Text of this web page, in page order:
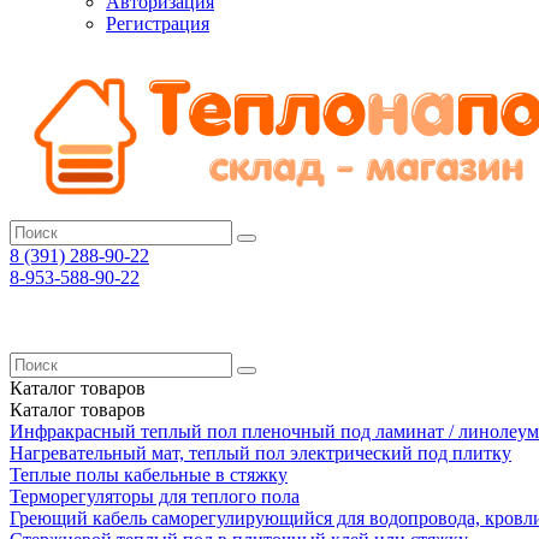
Регистрация
8 (391) 288-90-22
8-953-588-90-22
Каталог товаров
Каталог товаров
Инфракрасный теплый пол пленочный под ламинат / линолеум
Нагревательный мат, теплый пол электрический под плитку
Теплые полы кабельные в стяжку
Терморегуляторы для теплого пола
Греющий кабель саморегулирующийся для водопровода,